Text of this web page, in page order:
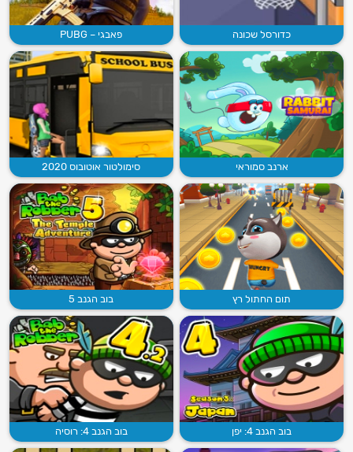
כדורסל שכונה פאבגי – PUBG
ארנב סמוראי סימולטור אוטובוס 2020
תום החתול רץ בוב הגנב 5
בוב הגנב 4: יפן בוב הגנב 4: רוסיה